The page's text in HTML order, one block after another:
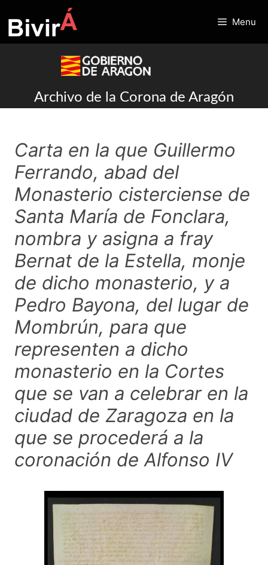
to
content
Menu
Archivo de la Corona de Aragón
Carta en la que Guillermo
Ferrando, abad del
Monasterio cisterciense de
Santa María de Fonclara,
nombra y asigna a fray
Bernat de la Estella, monje
de dicho monasterio, y a
Pedro Bayona, del lugar de
Mombrún, para que
representen a dicho
monasterio en la Cortes
que se van a celebrar en la
ciudad de Zaragoza en la
que se procederá a la
coronación de Alfonso IV